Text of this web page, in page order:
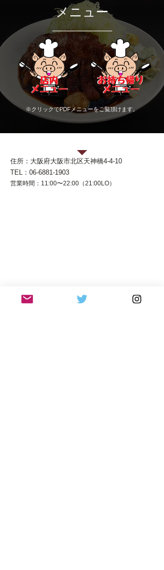
メニュー
※クリックでPDFメニューをご覧頂けます。
住所：大阪府大阪市北区天神橋4-4-10
TEL： 06-6881-1903
営業時間：11:00〜22:00（21:00LO）